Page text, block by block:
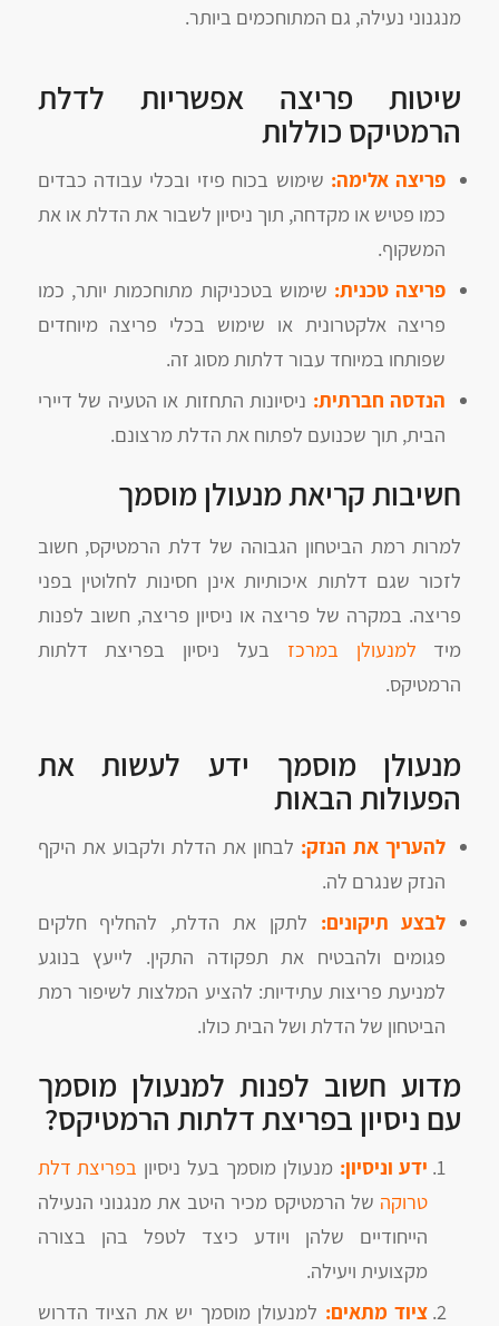
מנגנוני נעילה, גם המתוחכמים ביותר.
שיטות פריצה אפשריות לדלת
הרמטיקס כוללות
פריצה אלימה: שימוש בכוח פיזי ובכלי עבודה כבדים
כמו פטיש או מקדחה, תוך ניסיון לשבור את הדלת או את
המשקוף.
פריצה טכנית: שימוש בטכניקות מתוחכמות יותר, כמו
פריצה אלקטרונית או שימוש בכלי פריצה מיוחדים
שפותחו במיוחד עבור דלתות מסוג זה.
הנדסה חברתית: ניסיונות התחזות או הטעיה של דיירי
הבית, תוך שכנועם לפתוח את הדלת מרצונם.
חשיבות קריאת מנעולן מוסמך
למרות רמת הביטחון הגבוהה של דלת הרמטיקס, חשוב
לזכור שגם דלתות איכותיות אינן חסינות לחלוטין בפני
פריצה. במקרה של פריצה או ניסיון פריצה, חשוב לפנות
מיד למנעולן במרכז בעל ניסיון בפריצת דלתות
הרמטיקס.
מנעולן מוסמך ידע לעשות את
הפעולות הבאות
להעריך את הנזק: לבחון את הדלת ולקבוע את היקף
הנזק שנגרם לה.
לבצע תיקונים: לתקן את הדלת, להחליף חלקים
פגומים ולהבטיח את תפקודה התקין. לייעץ בנוגע
למניעת פריצות עתידיות: להציע המלצות לשיפור רמת
הביטחון של הדלת ושל הבית כולו.
מדוע חשוב לפנות למנעולן מוסמך
עם ניסיון בפריצת דלתות הרמטיקס?
ידע וניסיון: מנעולן מוסמך בעל ניסיון בפריצת דלת
טרוקה של הרמטיקס מכיר היטב את מנגנוני הנעילה
הייחודיים שלהן ויודע כיצד לטפל בהן בצורה
מקצועית ויעילה.
ציוד מתאים: למנעולן מוסמך יש את הציוד הדרוש